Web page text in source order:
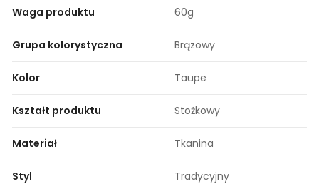
Waga produktu 60g
Grupa kolorystyczna Brązowy
Kolor Taupe
Kształt produktu Stożkowy
Materiał Tkanina
Styl Tradycyjny